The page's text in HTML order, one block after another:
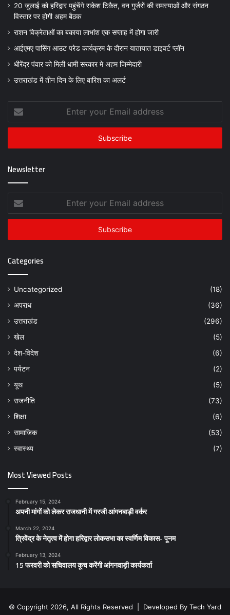
20 जुलाई को हरिद्वार पहुंचेंगे राकेश टिकैत, वन गुर्जरों की समस्याओं और संगठन
विस्तार पर होगी अहम बैठक
राशन विक्रेताओं का बकाया लाभांश एक सप्ताह में होगा जारी
आईएमए पासिंग आउट परेड कार्यक्रम के दौरान यातायात डाइवर्ट प्लॉन
धीरेंद्र पंवार को मिली धामी सरकार मे अहम जिम्मेदारी
उत्तराखंड में तीन दिन के लिए बारिश का अलर्ट
your
Email
Newsletter
your
Email
Categories
Uncategorized
(18)
अपराध
(36)
उत्तराखंड
(296)
खेल
(5)
देश-विदेश
(6)
पर्यटन
(2)
यूथ
(5)
राजनीति
(73)
शिक्षा
(6)
सामाजिक
(53)
स्वास्थ्य
(7)
Most Viewed Posts
February 15, 2024
अपनी मांगों को लेकर राजधानी में गरजी आंगनबाड़ी वर्कर
March 22, 2024
त्रिवेंद्र के नेतृत्व में होगा हरिद्वार लोकसभा का स्वर्णिम विकास- पूनम
February 13, 2024
15 फरवरी को सचिवालय कूच करेंगी आंगनवाड़ी कार्यकर्ता
© Copyright 2026, All Rights Reserved | Developed By Tech Yard